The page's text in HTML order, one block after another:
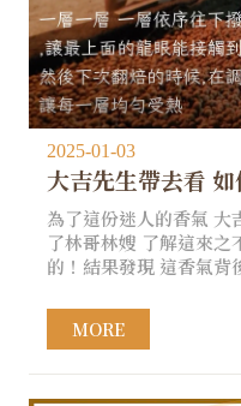
2025-01-03
大吉先生帶去看
為了這份迷人的香氣 大
了林哥林嫂 了解這來之
的！結果發現 這香氣背
MORE